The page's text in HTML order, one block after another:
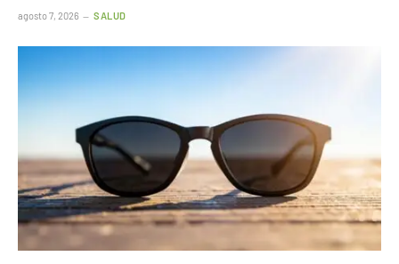
agosto 7, 2026 SALUD